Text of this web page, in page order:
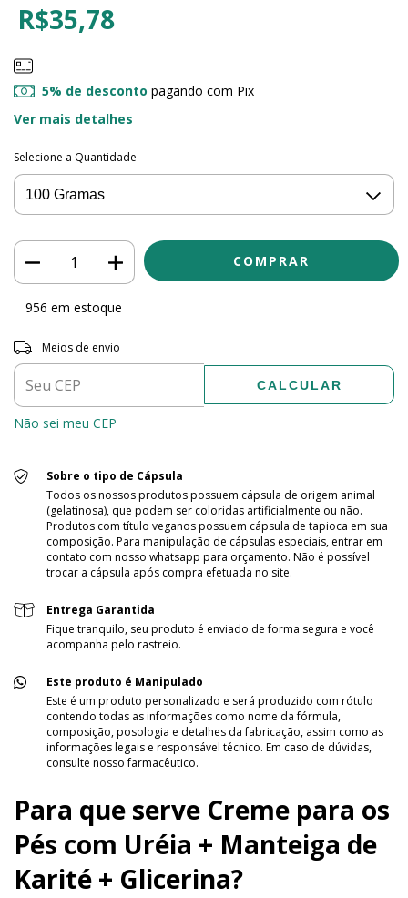
R$35,78
5% de desconto pagando com Pix
Ver mais detalhes
Selecione a Quantidade
956 em estoque
Entregas para o CEP:
Meios de envio
CALCULAR
Não sei meu CEP
Sobre o tipo de Cápsula
Todos os nossos produtos possuem cápsula de origem animal
(gelatinosa), que podem ser coloridas artificialmente ou não.
Produtos com título veganos possuem cápsula de tapioca em sua
composição. Para manipulação de cápsulas especiais, entrar em
contato com nosso whatsapp para orçamento. Não é possível
trocar a cápsula após compra efetuada no site.
Entrega Garantida
Fique tranquilo, seu produto é enviado de forma segura e você
acompanha pelo rastreio.
Este produto é Manipulado
Este é um produto personalizado e será produzido com rótulo
contendo todas as informações como nome da fórmula,
composição, posologia e detalhes da fabricação, assim como as
informações legais e responsável técnico. Em caso de dúvidas,
consulte nosso farmacêutico.
Para que serve Creme para os
Pés com Uréia + Manteiga de
Karité + Glicerina?